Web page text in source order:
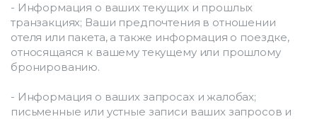
- Информация о ваших текущих и прошлых
транзакциях; Ваши предпочтения в отношении
отеля или пакета, а также информация о поездке,
относящаяся к вашему текущему или прошлому
бронированию.
- Информация о ваших запросах и жалобах;
письменные или устные записи ваших запросов и